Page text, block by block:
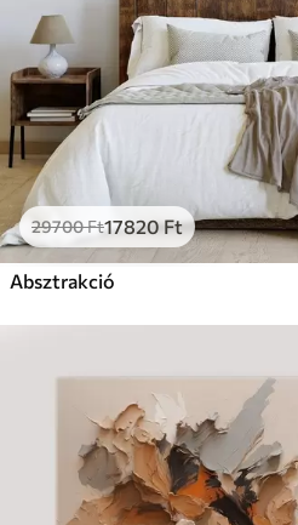
29700Ft17820Ft
Absztrakció